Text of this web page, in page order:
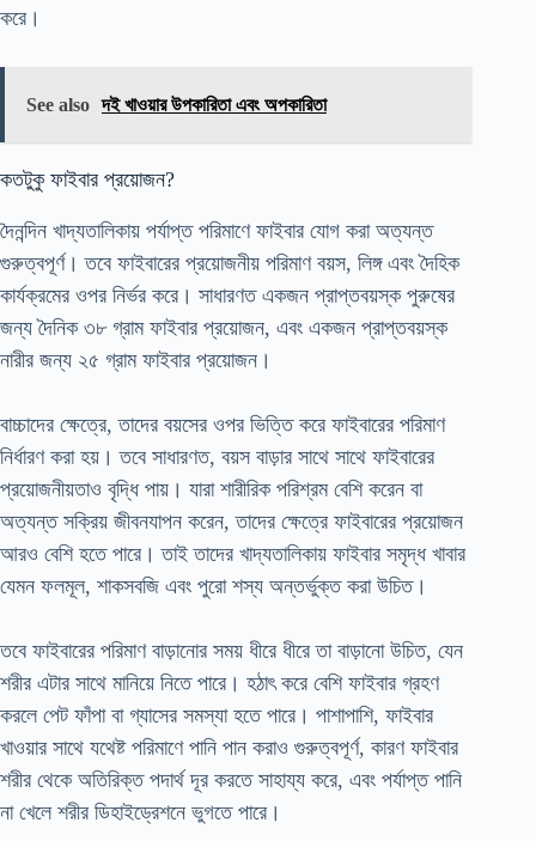
করে।
See also দই খাওয়ার উপকারিতা এবং অপকারিতা
কতটুকু ফাইবার প্রয়োজন?
দৈনন্দিন খাদ্যতালিকায় পর্যাপ্ত পরিমাণে ফাইবার যোগ করা অত্যন্ত
গুরুত্বপূর্ণ। তবে ফাইবারের প্রয়োজনীয় পরিমাণ বয়স, লিঙ্গ এবং দৈহিক
কার্যক্রমের ওপর নির্ভর করে। সাধারণত একজন প্রাপ্তবয়স্ক পুরুষের
জন্য দৈনিক ৩৮ গ্রাম ফাইবার প্রয়োজন, এবং একজন প্রাপ্তবয়স্ক
নারীর জন্য ২৫ গ্রাম ফাইবার প্রয়োজন।
বাচ্চাদের ক্ষেত্রে, তাদের বয়সের ওপর ভিত্তি করে ফাইবারের পরিমাণ
নির্ধারণ করা হয়। তবে সাধারণত, বয়স বাড়ার সাথে সাথে ফাইবারের
প্রয়োজনীয়তাও বৃদ্ধি পায়। যারা শারীরিক পরিশ্রম বেশি করেন বা
অত্যন্ত সক্রিয় জীবনযাপন করেন, তাদের ক্ষেত্রে ফাইবারের প্রয়োজন
আরও বেশি হতে পারে। তাই তাদের খাদ্যতালিকায় ফাইবার সমৃদ্ধ খাবার
যেমন ফলমূল, শাকসবজি এবং পুরো শস্য অন্তর্ভুক্ত করা উচিত।
তবে ফাইবারের পরিমাণ বাড়ানোর সময় ধীরে ধীরে তা বাড়ানো উচিত, যেন
শরীর এটার সাথে মানিয়ে নিতে পারে। হঠাৎ করে বেশি ফাইবার গ্রহণ
করলে পেট ফাঁপা বা গ্যাসের সমস্যা হতে পারে। পাশাপাশি, ফাইবার
খাওয়ার সাথে যথেষ্ট পরিমাণে পানি পান করাও গুরুত্বপূর্ণ, কারণ ফাইবার
শরীর থেকে অতিরিক্ত পদার্থ দূর করতে সাহায্য করে, এবং পর্যাপ্ত পানি
না খেলে শরীর ডিহাইড্রেশনে ভুগতে পারে।